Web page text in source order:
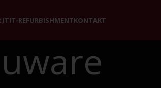
ITIT-REFURBISHMENTKONTAKT